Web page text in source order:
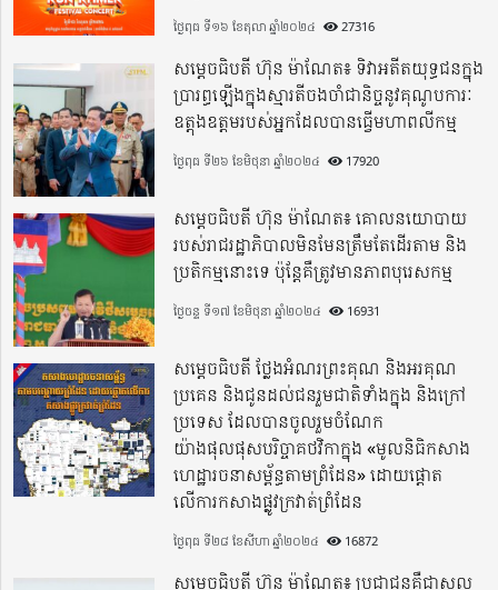
ថ្ងៃពុធ ទី១៦ ខែតុលា ឆ្នាំ២០២៤ 27316
សម្តេចធិបតី ហ៊ុន ម៉ាណែត៖ ទិវាអតីតយុទ្ធជនក្នុង
ប្រារព្ធឡើងក្នុងស្មារតីចងចាំជានិច្ចនូវគុណូបការៈ
ឧត្តុងឧត្តមរបស់អ្នកដែលបានធ្វើមហាពលីកម្ម
ថ្ងៃពុធ ទី២៦ ខែមិថុនា ឆ្នាំ២០២៤ 17920
សម្តេចធិបតី ហ៊ុន ម៉ាណែត៖ គោលនយោបាយ
របស់រាជរដ្ឋាភិបាលមិនមែនត្រឹមតែដើរតាម និង
ប្រតិកម្មនោះទេ ប៉ុន្តែគឺត្រូវមានភាពបុរេសកម្ម
ថ្ងៃចន្ទ ទី១៧ ខែមិថុនា ឆ្នាំ២០២៤ 16931
សម្តេចធិបតី ថ្លែងអំណរព្រះគុណ និងអរគុណ
ប្រគេន និងជូនដល់ជនរួមជាតិទាំងក្នុង​ និងក្រៅ
ប្រទេស​ ដែលបានចូលរួមចំណែក
យ៉ាងផុលផុសបរិច្ចាគថវិកាក្នុង «មូលនិធិកសាង
ហេដ្ឋារចនាសម្ព័ន្ធតាមព្រំដែន» ដោយផ្ដោត
លើការកសាងផ្លូវក្រវាត់ព្រំដែន
ថ្ងៃពុធ ទី២៨ ខែសីហា ឆ្នាំ២០២៤ 16872
សម្តេចធិបតី ហ៊ុន ម៉ាណែត៖ ប្រជាជនគឺជាស្នូល